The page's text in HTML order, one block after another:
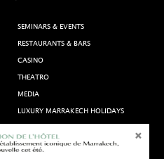
SEMINARS & EVENTS
RESTAURANTS & BARS
CASINO
THEATRO
MEDIA
LUXURY MARRAKECH HOLIDAYS